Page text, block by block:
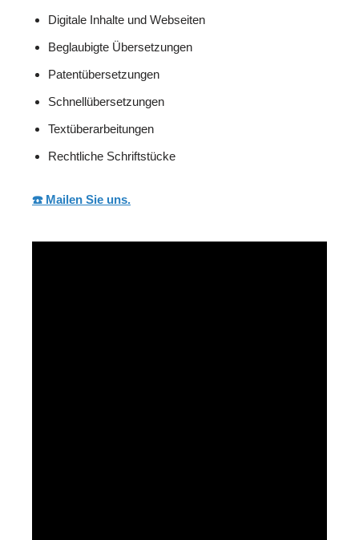
Digitale Inhalte und Webseiten
Beglaubigte Übersetzungen
Patentübersetzungen
Schnellübersetzungen
Textüberarbeitungen
Rechtliche Schriftstücke
☎️ Mailen Sie uns.